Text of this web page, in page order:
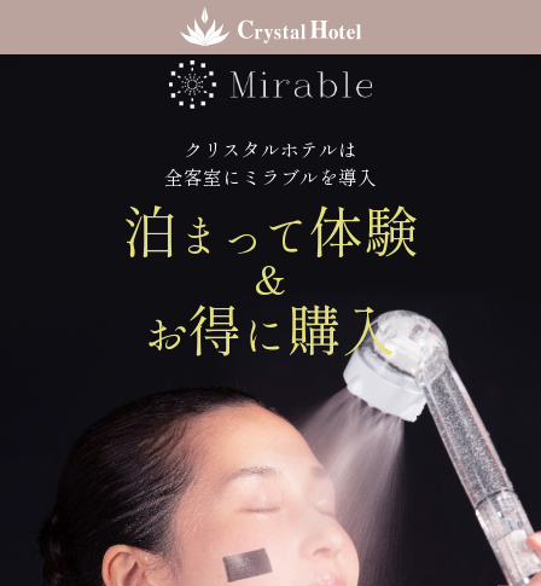
クリスタルホテルは
全客室にミラブルを導入
泊 まって体験
&
お得に購入